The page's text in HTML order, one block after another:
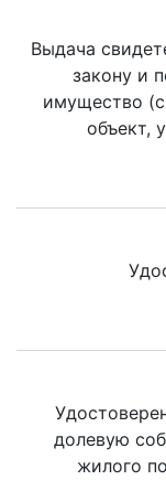
Выдача
закону и
имущество
объект,
долевую
жилого